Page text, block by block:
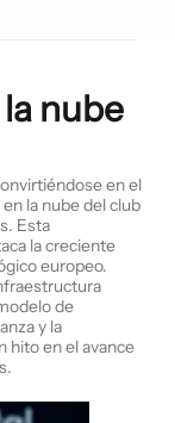
nube
en el
la nube del club
Esta
la creciente
europeo.
de
y la
hito en el avance